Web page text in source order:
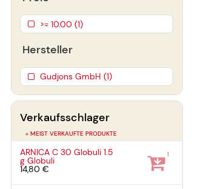
>= 10.00 (1)
Hersteller
Gudjons GmbH (1)
Verkaufsschlager
» MEIST VERKAUFTE PRODUKTE
ARNICA C 30 Globuli1.5
gGlobuli
14,80 €
1